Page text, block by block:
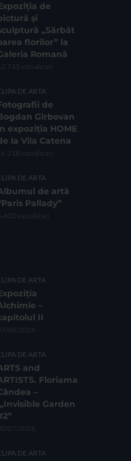
de
și
„Sărbăt
florilor” la
Romană
vizualizari
DE ARTA
de
Gîrbovan
expoziția HOME
la Vila Catena
16.218 vizualizari
DE ARTA
de artă
Pallady”
vizualizari
DE ARTA
–
II
07/08/2026
DE ARTA
and
Floriama
–
„Invisible Garden
07/2026
DE ARTA